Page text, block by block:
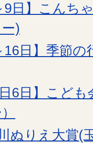
9日】こんち
)
16日】季節
日6日】こど
ぬりえ大賞